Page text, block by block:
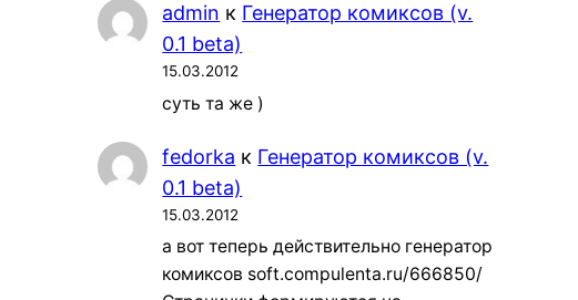
admin к Генератор комиксов (v.
0.1 beta)
15.03.2012
суть та же )
fedorka к Генератор комиксов (v.
0.1 beta)
15.03.2012
а вот теперь действительно генератор
комиксов soft.compulenta.ru/666850/